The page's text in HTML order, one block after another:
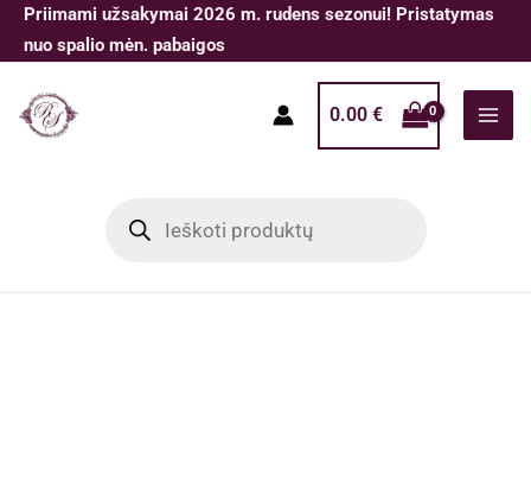
Pereiti
prie
Priimami užsakymai 2026 m. rudens sezonui! Pristatymas
nuo spalio mėn. pabaigos
0.00 €
search